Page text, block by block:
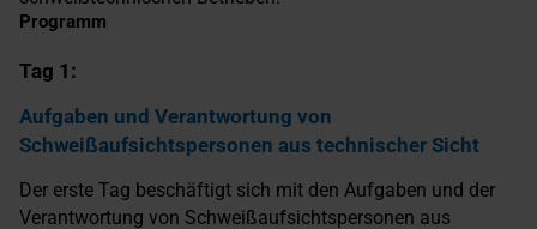
Programm
Tag 1:
Aufgaben und Verantwortung von
Schweißaufsichtspersonen aus technischer Sicht
Der erste Tag beschäftigt sich mit den Aufgaben und der
Verantwortung von Schweißaufsichtspersonen aus